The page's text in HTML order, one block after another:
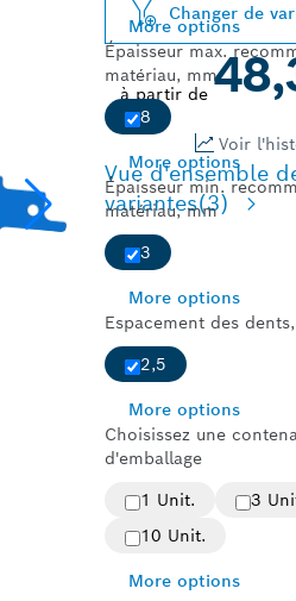
More options
Épaisseur max.
matériau, mm
8
More options
Épaisseur min.
matériau, mm
3
More options
Espacement des
2,5
More options
Choisissez une
d'emballage
1 Unit.
3
10 Unit.
More options
Changer de
à partir de
Voir
Vue d'ensemble
variantes(3)